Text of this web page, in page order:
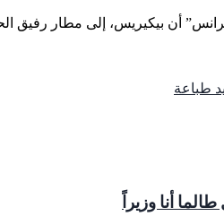
طباعة
أنا وزيراً